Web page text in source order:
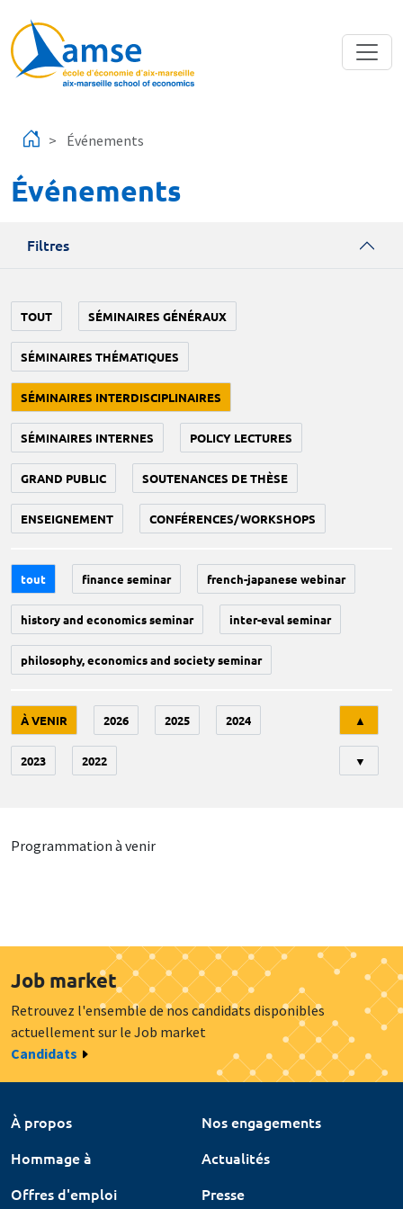
Événements
Événements
Filtres
TOUT SÉMINAIRES GÉNÉRAUX
SÉMINAIRES THÉMATIQUES
SÉMINAIRES INTERDISCIPLINAIRES
SÉMINAIRES INTERNES POLICY LECTURES
GRAND PUBLIC SOUTENANCES DE THÈSE
ENSEIGNEMENT CONFÉRENCES/WORKSHOPS
tout finance seminar french-japanese webinar
history and economics seminar inter-eval seminar
philosophy, economics and society seminar
À VENIR 2026 2025 2024
2023 2022
▲
▼
Programmation à venir
Job market
Retrouvez l'ensemble de nos candidats disponibles
actuellement sur le Job market
Candidats
À propos
Nos engagements
Hommage à
Actualités
Offres d'emploi
Presse